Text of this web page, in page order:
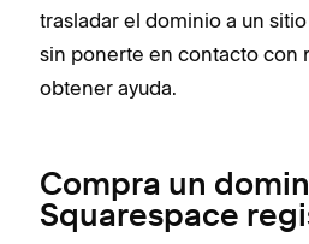
trasladar el dominio a un
sin ponerte en contacto con
obtener ayuda.
Compra un
Squarespace